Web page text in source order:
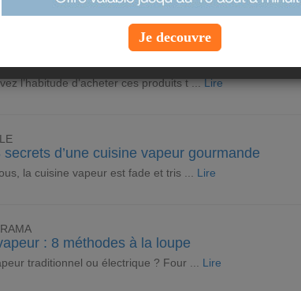
ketchup, mayonnaise… les bonnes raisons de
soi-même
l’habitude d’acheter ces produits t ...Lire
secrets d’une cuisine vapeur gourmande
la cuisine vapeur est fade et tris ... Lire
: 8 méthodes à la loupe
traditionnel ou électrique ? Four ... Lire
Je decouvre